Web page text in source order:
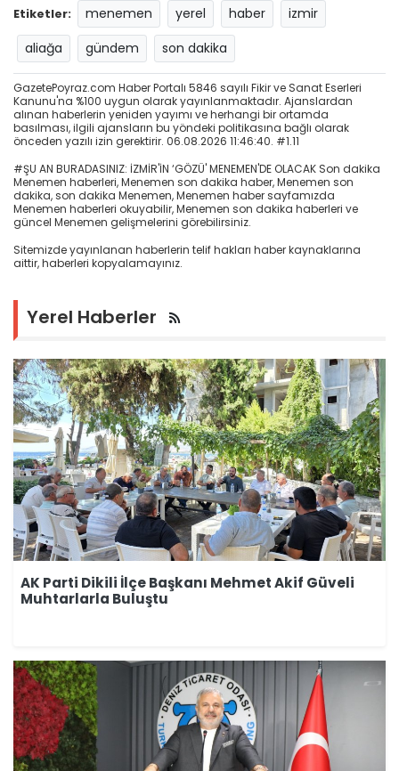
Etiketler: menemen yerel haber
izmir
aliağa
gündem son dakika
GazetePoyraz.com Haber Portalı 5846 sayılı Fikir ve Sanat Eserleri
Kanunu'na %100 uygun olarak yayınlanmaktadır. Ajanslardan
alınan haberlerin yeniden yayımı ve herhangi bir ortamda
basılması, ilgili ajansların bu yöndeki politikasına bağlı olarak
önceden yazılı izin gerektirir. 06.08.2026 11:46:40. #1.11
#ŞU AN BURADASINIZ: İZMİR'İN ‘GÖZÜ' MENEMEN'DE OLACAK Son dakika
Menemen haberleri, Menemen son dakika haber, Menemen son
dakika, son dakika Menemen, Menemen haber sayfamızda
Menemen haberleri okuyabilir, Menemen son dakika haberleri ve
güncel Menemen gelişmelerini görebilirsiniz.
Sitemizde yayınlanan haberlerin telif hakları haber kaynaklarına
aittir, haberleri kopyalamayınız.
Yerel Haberler
AK Parti Dikili İlçe Başkanı Mehmet Akif Güveli
Muhtarlarla Buluştu